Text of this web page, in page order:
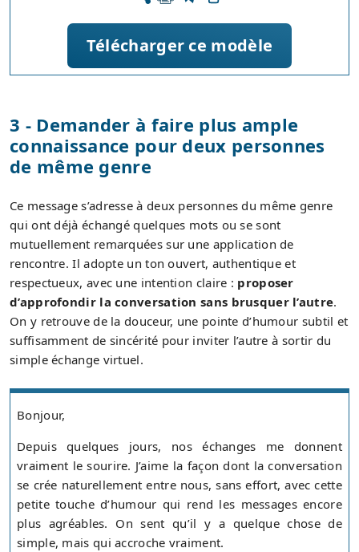
Télécharger ce modèle
3 - Demander à faire plus ample
connaissance pour deux personnes
de même genre
Ce message s’adresse à deux personnes du même genre
qui ont déjà échangé quelques mots ou se sont
mutuellement remarquées sur une application de
rencontre. Il adopte un ton ouvert, authentique et
respectueux, avec une intention claire : proposer
d’approfondir la conversation sans brusquer l’autre.
On y retrouve de la douceur, une pointe d’humour subtil et
suffisamment de sincérité pour inviter l’autre à sortir du
simple échange virtuel.
Bonjour,
Depuis quelques jours, nos échanges me donnent
vraiment le sourire. J’aime la façon dont la conversation
se crée naturellement entre nous, sans effort, avec cette
petite touche d’humour qui rend les messages encore
plus agréables. On sent qu’il y a quelque chose de
simple, mais qui accroche vraiment.